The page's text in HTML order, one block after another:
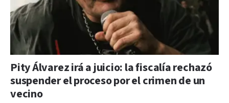
Pity Álvarez irá a juicio: la fiscalía rechazó
suspender el proceso por el crimen de un
vecino